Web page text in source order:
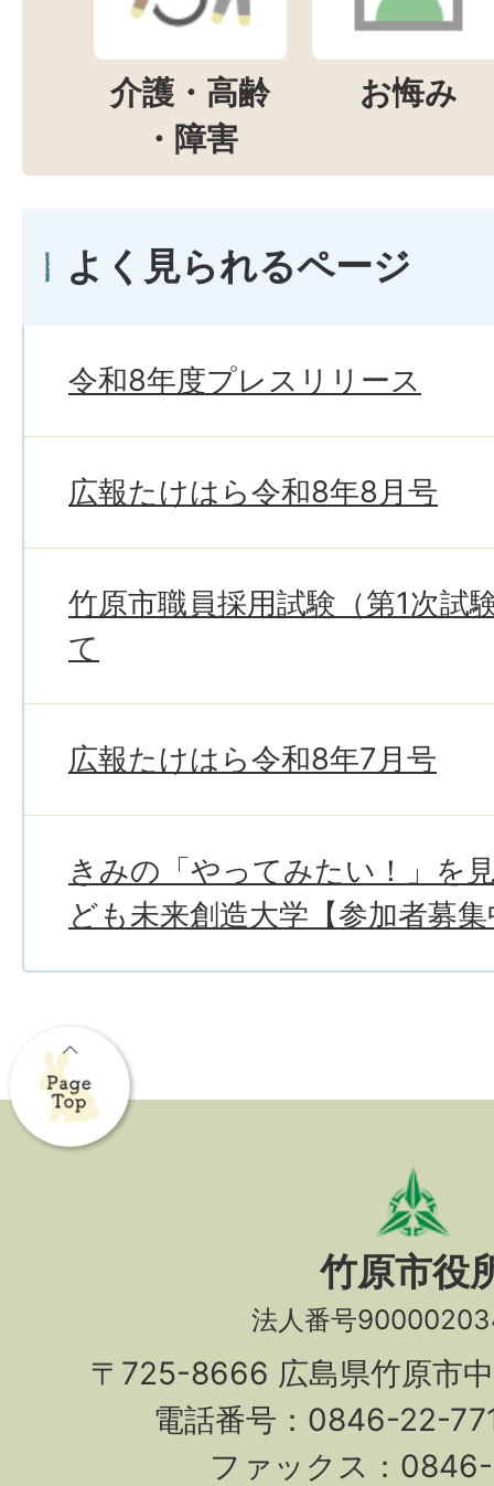
介護・高齢
・障害
お悔み
よく見られるページ
令和8年度プレスリリース
広報たけはら令和8年8月号
竹原市職員採用試験（第1次試
て
広報たけはら令和8年7月号
きみの「やってみたい！」を
ども未来創造大学【参加者募
竹原市役
法人番号
〒725-8666 広島県竹原市
電話番号：0846-22-
ファックス：